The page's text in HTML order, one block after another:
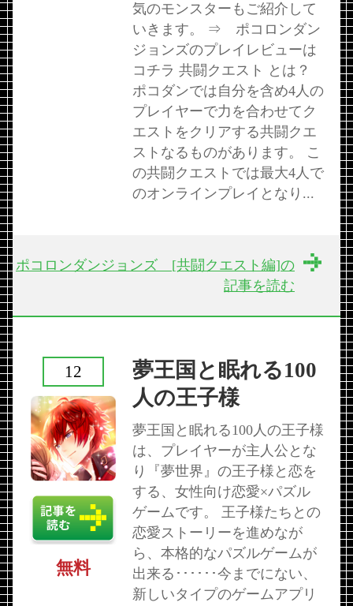
気のモンスターもご紹介して
いきます。 ⇒ ポコロンダン
ジョンズのプレイレビューは
コチラ 共闘クエスト とは？
ポコダンでは自分を含め4人の
プレイヤーで力を合わせてク
エストをクリアする共闘クエ
ストなるものがあります。 こ
の共闘クエストでは最大4人で
のオンラインプレイとなり...
ポコロンダンジョンズ [共闘クエスト編]の
記事を読む
夢王国と眠れる100
人の王子様
夢王国と眠れる100人の王子様
は、プレイヤーが主人公とな
り『夢世界』の王子様と恋を
する、女性向け恋愛×パズル
ゲームです。 王子様たちとの
恋愛ストーリーを進めなが
ら、本格的なパズルゲームが
出来る･･････今までにない、
新しいタイプのゲームアプリ
12
無料